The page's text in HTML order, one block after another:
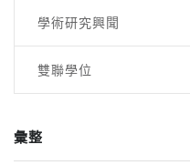
學術研究興聞
雙聯學位
彙整